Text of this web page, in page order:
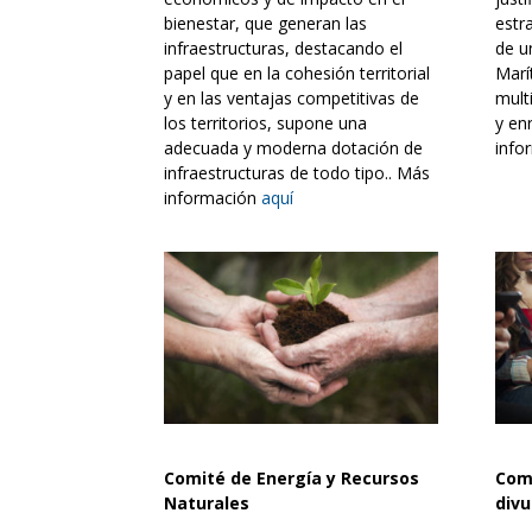
bienestar, que generan las
infraestructuras, destacando el
papel que en la cohesión territorial
y en las ventajas competitivas de
los territorios, supone una
adecuada y moderna dotación de
infraestructuras de todo tipo.. Más
información aquí
de
y
Comité de Energía y Recursos
Naturales